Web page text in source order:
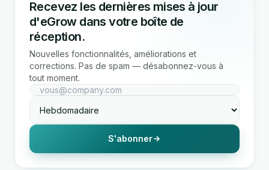
Recevez les dernières mises à jour
d'eGrow dans votre boîte de
réception.
Nouvelles fonctionnalités, améliorations et
corrections. Pas de spam — désabonnez-vous à
tout moment.
S'abonner